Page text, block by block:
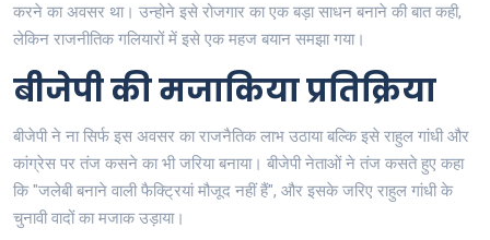
करने का अवसर था। उन्होने इसे रोजगार का एक बड़ा साधन बनाने की बात कही,
लेकिन राजनीतिक गलियारों में इसे एक महज बयान समझा गया।
बीजेपी की मजाकिया प्रतिक्रिया
बीजेपी ने ना सिर्फ इस अवसर का राजनैतिक लाभ उठाया बल्कि इसे राहुल गांधी और
कांग्रेस पर तंज कसने का भी जरिया बनाया। बीजेपी नेताओं ने तंज कसते हुए कहा
कि "जलेबी बनाने वाली फैक्ट्रियां मौजूद नहीं हैं", और इसके जरिए राहुल गांधी के
चुनावी वादों का मजाक उड़ाया।